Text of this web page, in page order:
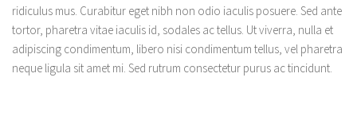
ridiculus mus. Curabitur eget nibh non odio iaculis posuere. Sed ante
tortor, pharetra vitae iaculis id, sodales ac tellus. Ut viverra, nulla et
adipiscing condimentum, libero nisi condimentum tellus, vel pharetra
neque ligula sit amet mi. Sed rutrum consectetur purus ac tincidunt.